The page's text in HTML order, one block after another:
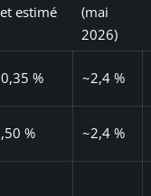
estimé
(mai
2026)
% ~2,4 %
% ~2,4 %